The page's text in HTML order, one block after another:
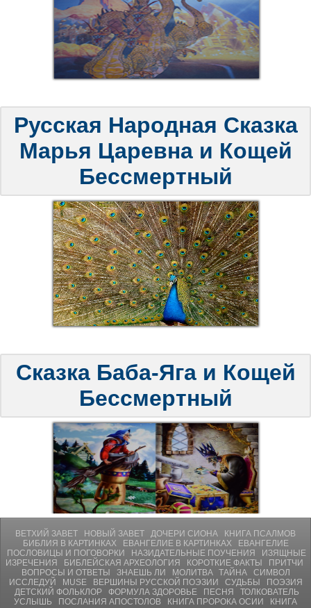
Русская Народная Сказка
Марья Царевна и Кощей
Бессмертный
Сказка Баба-Яга и Кощей
Бессмертный
ВЕТХИЙ ЗАВЕТ НОВЫЙ ЗАВЕТ ДОЧЕРИ СИОНА
КНИГА ПСАЛМОВ
БИБЛИЯ В КАРТИНКАХ
ЕВАНГЕЛИЕ В КАРТИНКАХ
ЕВАНГЕЛИЕ
ПОСЛОВИЦЫ И ПОГОВОРКИ
НАЗИДАТЕЛЬНЫЕ ПОУЧЕНИЯ
ИЗЯЩНЫЕ
ИЗРЕЧЕНИЯ
БИБЛЕЙСКАЯ АРХЕОЛОГИЯ КОРОТКИЕ ФАКТЫ
ПРИТЧИ
ВОПРОСЫ И ОТВЕТЫ
ЗНАЕШЬ ЛИ МОЛИТВA ТАЙНА
СИМВОЛ
ИССЛЕДУЙ
MUSE ВЕРШИНЫ РУССКОЙ ПОЭЗИИ СУДЬБЫ
ПОЭЗИЯ
ДЕТСКИЙ ФОЛЬКЛОР
ФОРМУЛА ЗДОРОВЬЕ ПЕСНЯ
ТОЛКОВАТЕЛЬ
УСЛЫШЬ
ПОСЛАНИЯ АПОСТОЛОВ КНИГА ПРОРОКА ОСИИ
КНИГА